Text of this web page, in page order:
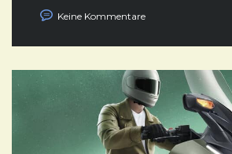
Keine Kommentare